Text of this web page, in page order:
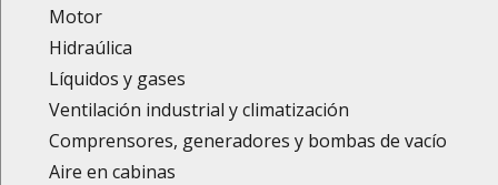
Motor
Hidraúlica
Líquidos y gases
Ventilación industrial y climatización
Comprensores, generadores y bombas de vacío
Aire en cabinas